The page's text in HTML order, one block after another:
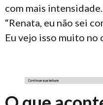
com mais
“Renata, eu não sei
Eu vejo isso muito